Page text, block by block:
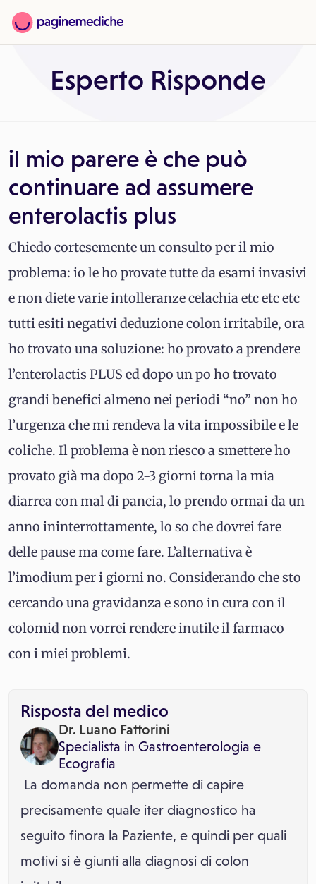
Esperto Risponde
il mio parere è che può
continuare ad assumere
enterolactis plus
Chiedo cortesemente un consulto per il mio
problema: io le ho provate tutte da esami invasivi
e non diete varie intolleranze celachia etc etc etc
tutti esiti negativi deduzione colon irritabile, ora
ho trovato una soluzione: ho provato a prendere
l’enterolactis PLUS ed dopo un po ho trovato
grandi benefici almeno nei periodi “no” non ho
l’urgenza che mi rendeva la vita impossibile e le
coliche. Il problema è non riesco a smettere ho
provato già ma dopo 2-3 giorni torna la mia
diarrea con mal di pancia, lo prendo ormai da un
anno ininterrottamente, lo so che dovrei fare
delle pause ma come fare. L’alternativa è
l’imodium per i giorni no. Considerando che sto
cercando una gravidanza e sono in cura con il
colomid non vorrei rendere inutile il farmaco
con i miei problemi.
Risposta del medico
Dr. Luano Fattorini
Specialista in Gastroenterologia e
Ecografia
La domanda non permette di capire
precisamente quale iter diagnostico ha
seguito finora la Paziente, e quindi per quali
motivi si è giunti alla diagnosi di colon